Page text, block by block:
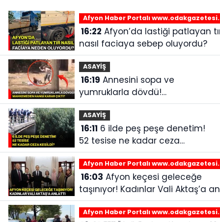
Afyon Haber Portalı
16:22
nasıl faciaya sebep oluyordu?
ASAYİŞ
16:19
yumruklarla dövdü!
Mahkemeden hangi karar
çıktı?
ASAYİŞ
16:11
52 tesise ne kadar ceza
kesildi?
Afyon Haber Portalı
16:03
taşınıyor! Kadınlar Vali Aktaş’a
Afyon Haber Portalı